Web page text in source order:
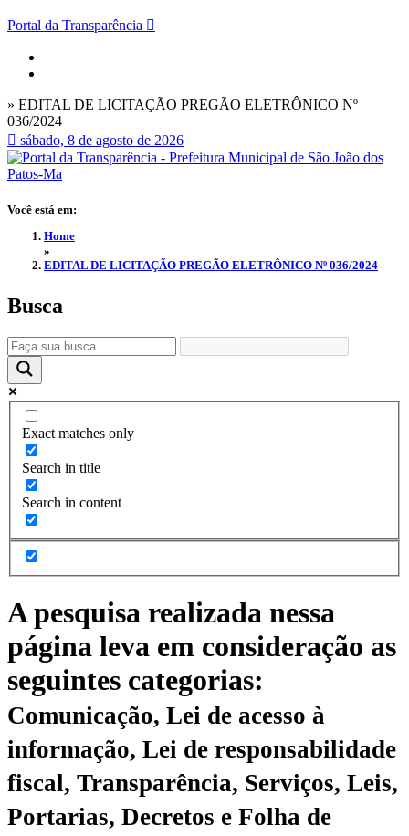
Portal da Transparência
» EDITAL DE LICITAÇÃO PREGÃO ELETRÔNICO Nº
036/2024
sábado, 8 de agosto de 2026
Você está em:
Home
»
EDITAL DE LICITAÇÃO PREGÃO ELETRÔNICO Nº 036/2024
Busca
Exact matches only
Search in title
Search in content
A pesquisa realizada nessa
página leva em consideração as
seguintes categorias:
Comunicação, Lei de acesso à
informação, Lei de responsabilidade
fiscal, Transparência, Serviços, Leis,
Portarias, Decretos e Folha de